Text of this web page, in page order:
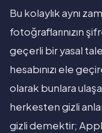
Bu kolaylık aynı
fotoğraflarınızın
geçerli bir yasal
hesabınızı ele
olarak bunlara
herkesten gizli
gizli demektir;